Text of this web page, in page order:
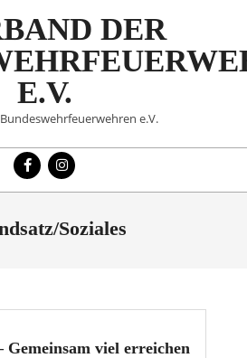
e.V.
Soziales
viel erreichen